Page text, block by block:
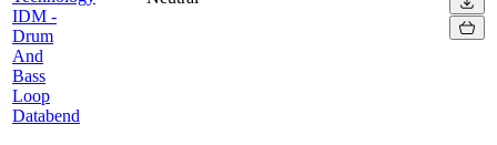
IDM -
Drum
And
Bass
Loop
Databend